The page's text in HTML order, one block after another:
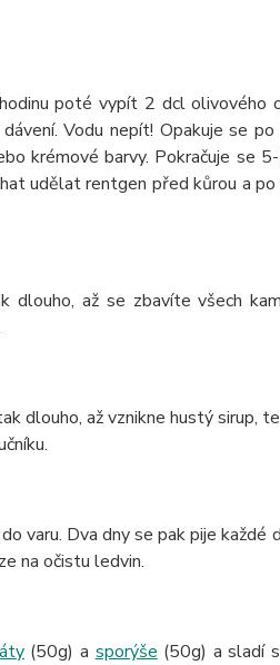
poté vypít 2 dcl olivového
Vodu nepít! Opakuje se
krémové barvy. Pokračuje se
udělat rentgen před kůrou a
až se zbavíte všech
dlouho, až vznikne hustý sirup,
varu. Dva dny se pak pije
na očistu ledvin.
(50g) a sporýše (50g) a sladí